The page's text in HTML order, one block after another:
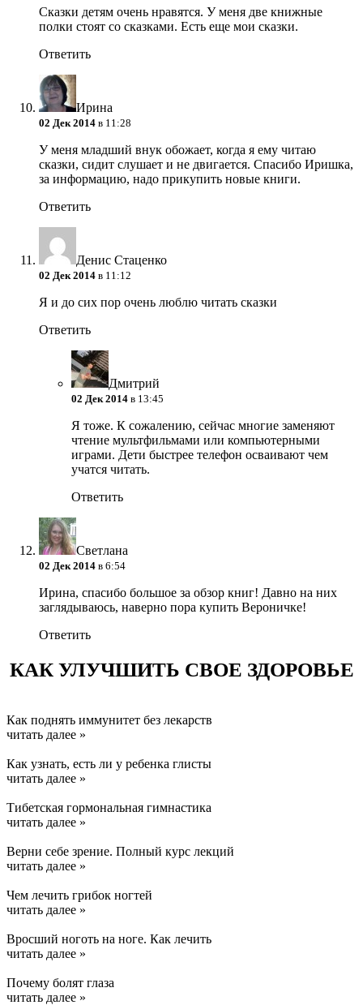
Сказки детям очень нравятся. У меня две книжные
полки стоят со сказками. Есть еще мои сказки.
Ответить
Ирина
02 Дек 2014 в 11:28
У меня младший внук обожает, когда я ему читаю
сказки, сидит слушает и не двигается. Спасибо Иришка,
за информацию, надо прикупить новые книги.
Ответить
Денис Стаценко
02 Дек 2014 в 11:12
Я и до сих пор очень люблю читать сказки
Ответить
Дмитрий
02 Дек 2014 в 13:45
Я тоже. К сожалению, сейчас многие заменяют
чтение мультфильмами или компьютерными
играми. Дети быстрее телефон осваивают чем
учатся читать.
Ответить
Светлана
02 Дек 2014 в 6:54
Ирина, спасибо большое за обзор книг! Давно на них
заглядываюсь, наверно пора купить Вероничке!
Ответить
КАК УЛУЧШИТЬ СВОЕ ЗДОРОВЬЕ
Как поднять иммунитет без лекарств
читать далее »
Как узнать, есть ли у ребенка глисты
читать далее »
Тибетская гормональная гимнастика
читать далее »
Верни себе зрение. Полный курс лекций
читать далее »
Чем лечить грибок ногтей
читать далее »
Вросший ноготь на ноге. Как лечить
читать далее »
Почему болят глаза
читать далее »